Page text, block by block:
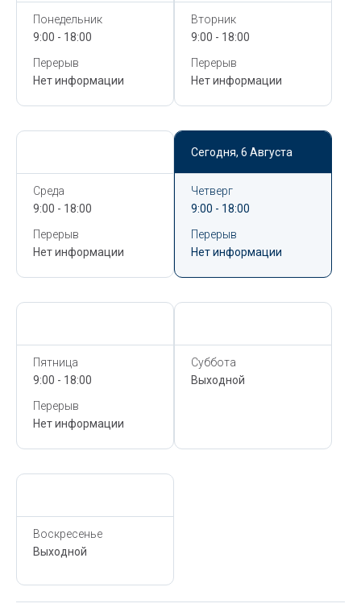
Понедельник
9:00 - 18:00
Перерыв
Нет информации
Вторник
9:00 - 18:00
Перерыв
Нет информации
Среда
9:00 - 18:00
Перерыв
Нет информации
Сегодня, 6 Августа
Четверг
9:00 - 18:00
Перерыв
Нет информации
Пятница
9:00 - 18:00
Перерыв
Нет информации
Суббота
Выходной
Воскресенье
Выходной